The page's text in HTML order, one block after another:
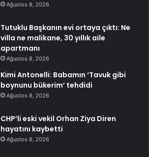
Ağustos 8, 2026
Tutuklu Başkanın evi ortaya çıktı: Ne
villa ne malikane, 30 yıllık aile
apartmanı
Ağustos 8, 2026
Kimi Antonelli: Babamın ‘Tavuk gibi
boynunu bükerim’ tehdidi
Ağustos 8, 2026
CHP’li eski vekil Orhan Ziya Diren
hayatını kaybetti
Ağustos 8, 2026